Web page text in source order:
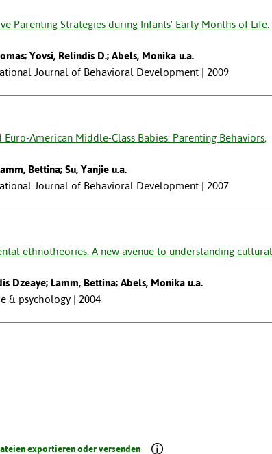
Parenting Strategies during Infants' Early Months of Life:
Yovsi, Relindis D.; Abels, Monika u.a.
Journal of Behavioral Development | 2009
American Middle-Class Babies: Parenting Behaviors,
Bettina; Su, Yanjie u.a.
Journal of Behavioral Development | 2007
ethnotheories: A new avenue to understanding cultural
Dzeaye; Lamm, Bettina; Abels, Monika u.a.
& psychology | 2004
exportieren oder versenden